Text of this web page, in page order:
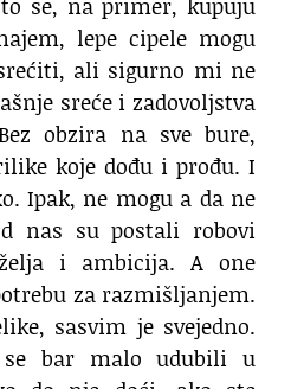
se, na primer, kupuju
lepe cipele mogu
ali sigurno mi ne
sreće i zadovoljstva
obzira na sve bure,
koje dođu i prođu. I
Ipak, ne mogu a da ne
nas su postali robovi
i ambicija. A one
za razmišljanjem.
sasvim je svejedno.
bar malo udubili u